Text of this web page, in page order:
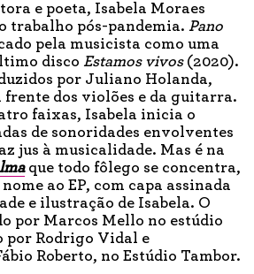
e poeta, Isabela Moraes
trabalho pós-pandemia. Pano
pela musicista como uma
disco Estamos vivos (2020).
por Juliano Holanda,
frente dos violões e da guitarra.
faixas, Isabela inicia o
de sonoridades envolventes
jus à musicalidade. Mas é na
que todo fôlego se concentra,
ao EP, com capa assinada
e ilustração de Isabela. O
por Marcos Mello no estúdio
por Rodrigo Vidal e
Roberto, no Estúdio Tambor.